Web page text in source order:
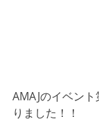
AMAJのイベン
りました！！